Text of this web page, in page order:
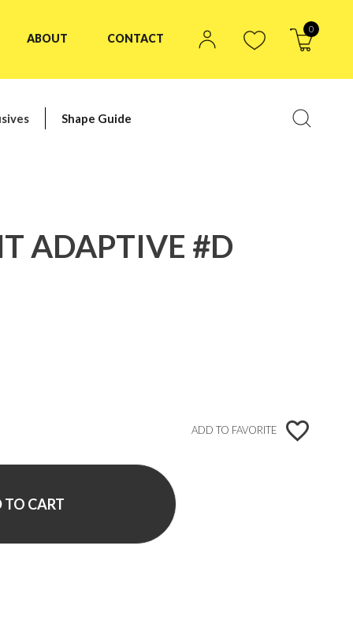
ABOUT CONTACT
0
Shape Guide
ADAPTIVE #D
ADD TO FAVORITE
TO CART